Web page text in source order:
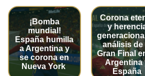
¡Bomba
mundial!
España humilla
a Argentina y
se corona en
Nueva York
Corona
y
análisis de
Gran Final
Argentina
España